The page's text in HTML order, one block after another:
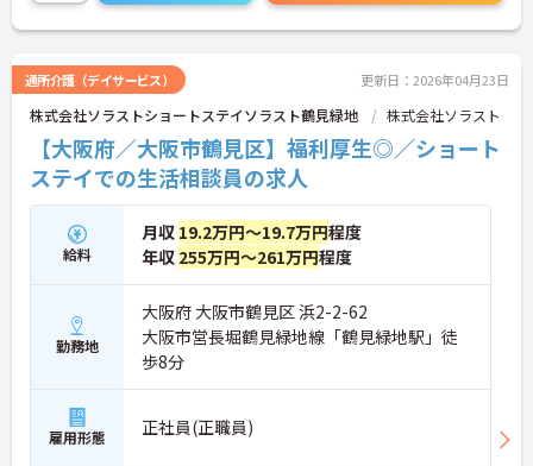
さい！
通所介護（デイサービス） 更新日：2026年04月23日
株式会社ソラストショートステイソラスト鶴見緑地 株式会社ソラスト
【大阪府／大阪市鶴見区】福利厚生◎／ショート
ステイでの生活相談員の求人
給料
月収 19.2万円～19.7万円程度
年収 255万円～261万円程度
勤務地
大阪府 大阪市鶴見区 浜2-2-62
大阪市営長堀鶴見緑地線「鶴見緑地駅」徒
歩8分
雇用形態 正社員(正職員)